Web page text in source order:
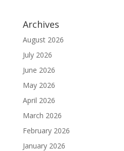
Archives
August 2026
July 2026
June 2026
May 2026
April 2026
March 2026
February 2026
January 2026